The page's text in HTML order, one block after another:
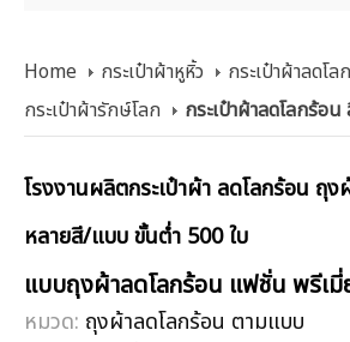
Home กระเป๋าผ้าหูหิ้ว
กระเป๋าผ้าลดโล
กระเป๋าผ้ารักษ์โลก
กระเป๋าผ้าลดโลกร้อ
โรงงานผลิตกระเป๋าผ้า ลดโลกร้อน ถุ
หลายสี/แบบ ขั้นต่ำ 500 ใบ
แบบถุงผ้าลดโลกร้อน แฟชั่น พรีเ
หมวด: ถุงผ้าลดโลกร้อน ตามแบบ